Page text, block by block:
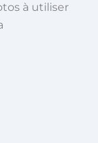
à utiliser